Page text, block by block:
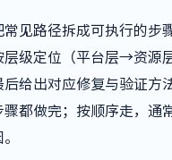
常见路径拆成可执行的步
层级定位（平台层→资源
给出对应修复与验证方
骤都做完；按顺序走，通